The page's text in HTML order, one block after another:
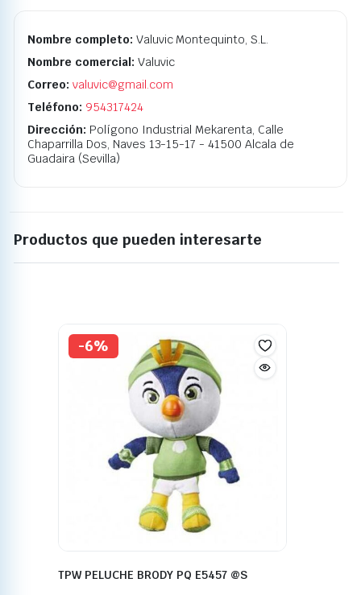
Nombre completo: Valuvic Montequinto, S.L.
Nombre comercial: Valuvic
Correo: valuvic@gmail.com
Teléfono: 954317424
Dirección: Polígono Industrial Mekarenta, Calle
Chaparrilla Dos, Naves 13-15-17 - 41500 Alcala de
Guadaira (Sevilla)
Productos que pueden interesarte
-6%
TPW PELUCHE BRODY PQ E5457 @S